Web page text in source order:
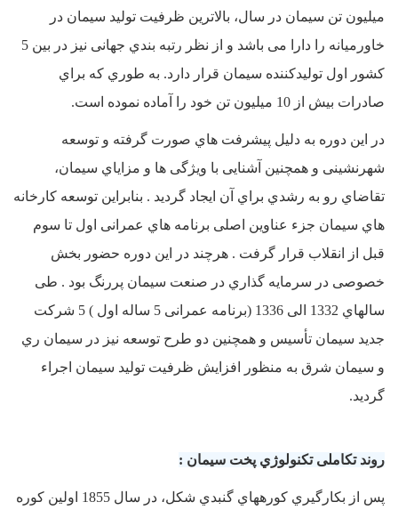
میلیون تن سیمان در سال، بالاترین ظرفیت تولید سیمان در
خاورمیانه را دارا می باشد و از نظر رتبه بندي جهانی نیز در بین 5
کشور اول تولیدکننده سیمان قرار دارد. به طوري که براي
صادرات بیش از 10 میلیون تن خود را آماده نموده است.
در این دوره به دلیل پیشرفت هاي صورت گرفته و توسعه
شهرنشینی و همچنین آشنایی با ویژگی ها و مزایاي سیمان،
تقاضاي رو به رشدي براي آن ایجاد گردید . بنابراین توسعه کارخانه
هاي سیمان جزء عناوین اصلی برنامه هاي عمرانی اول تا سوم
قبل از انقلاب قرار گرفت . هرچند در این دوره حضور بخش
خصوصی در سرمایه گذاري در صنعت سیمان پررنگ بود . طی
سالهاي 1332 الی 1336 (برنامه عمرانی 5 ساله اول ) 5 شرکت
جدید سیمان تأسیس و همچنین دو طرح توسعه نیز در سیمان ري
و سیمان شرق به منظور افزایش ظرفیت تولید سیمان اجراء
گردید.
روند تکاملی تکنولوژي پخت سیمان :
پس از بکارگیري کورههاي گنبدي شکل، در سال 1855 اولین کوره